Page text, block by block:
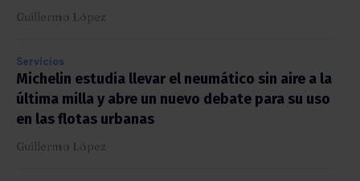
Guillermo López
Servicios
Michelin estudia llevar el neumático sin aire a la
última milla y abre un nuevo debate para su uso
en las flotas urbanas
Guillermo López